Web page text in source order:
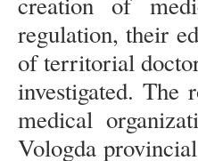
regulation, their
of territorial
investigated.
medical
Vologda